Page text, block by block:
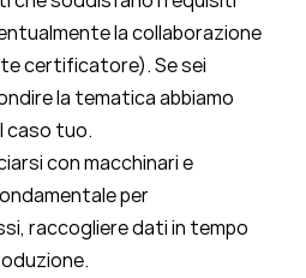
la collaborazione
certificatore). Se sei
la tematica abbiamo
caso tuo.
con macchinari e
per
raccogliere dati in tempo